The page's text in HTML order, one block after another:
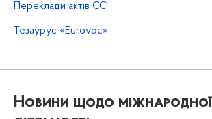
Переклади актів ЄС
Тезаурус «Eurovoc»
Новини щодо міжнародної